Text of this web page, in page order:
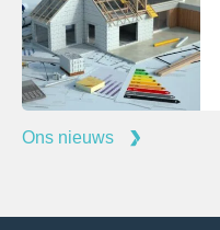
Ons nieuws